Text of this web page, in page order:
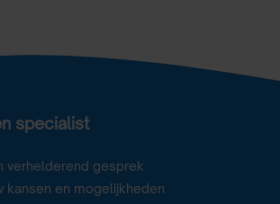
specialist
verhelderend gesprek
kansen en mogelijkheden